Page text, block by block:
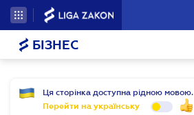
БІЗНЕС
Ця сторінка доступна рідною мовою.
Перейти на українську